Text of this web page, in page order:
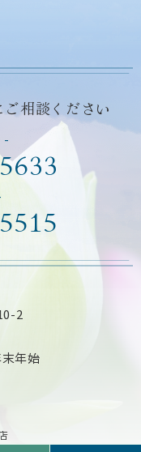
相談ください
-
2
末年始